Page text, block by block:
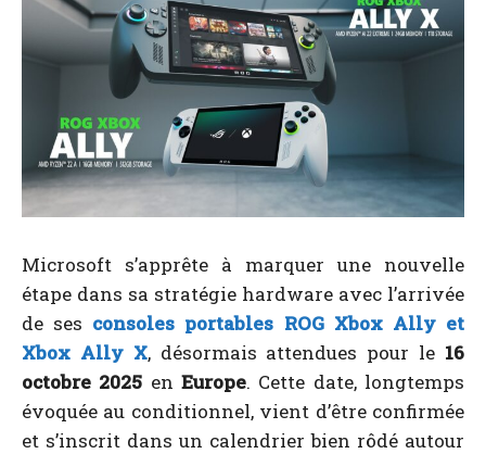
Microsoft s’apprête à marquer une nouvelle
étape dans sa stratégie hardware avec l’arrivée
de ses consoles portables ROG Xbox Ally et
Xbox Ally X, désormais attendues pour le 16
octobre 2025 enEurope. Cette date, longtemps
évoquée au conditionnel, vient d’être confirmée
et s’inscrit dans un calendrier bien rôdé autour